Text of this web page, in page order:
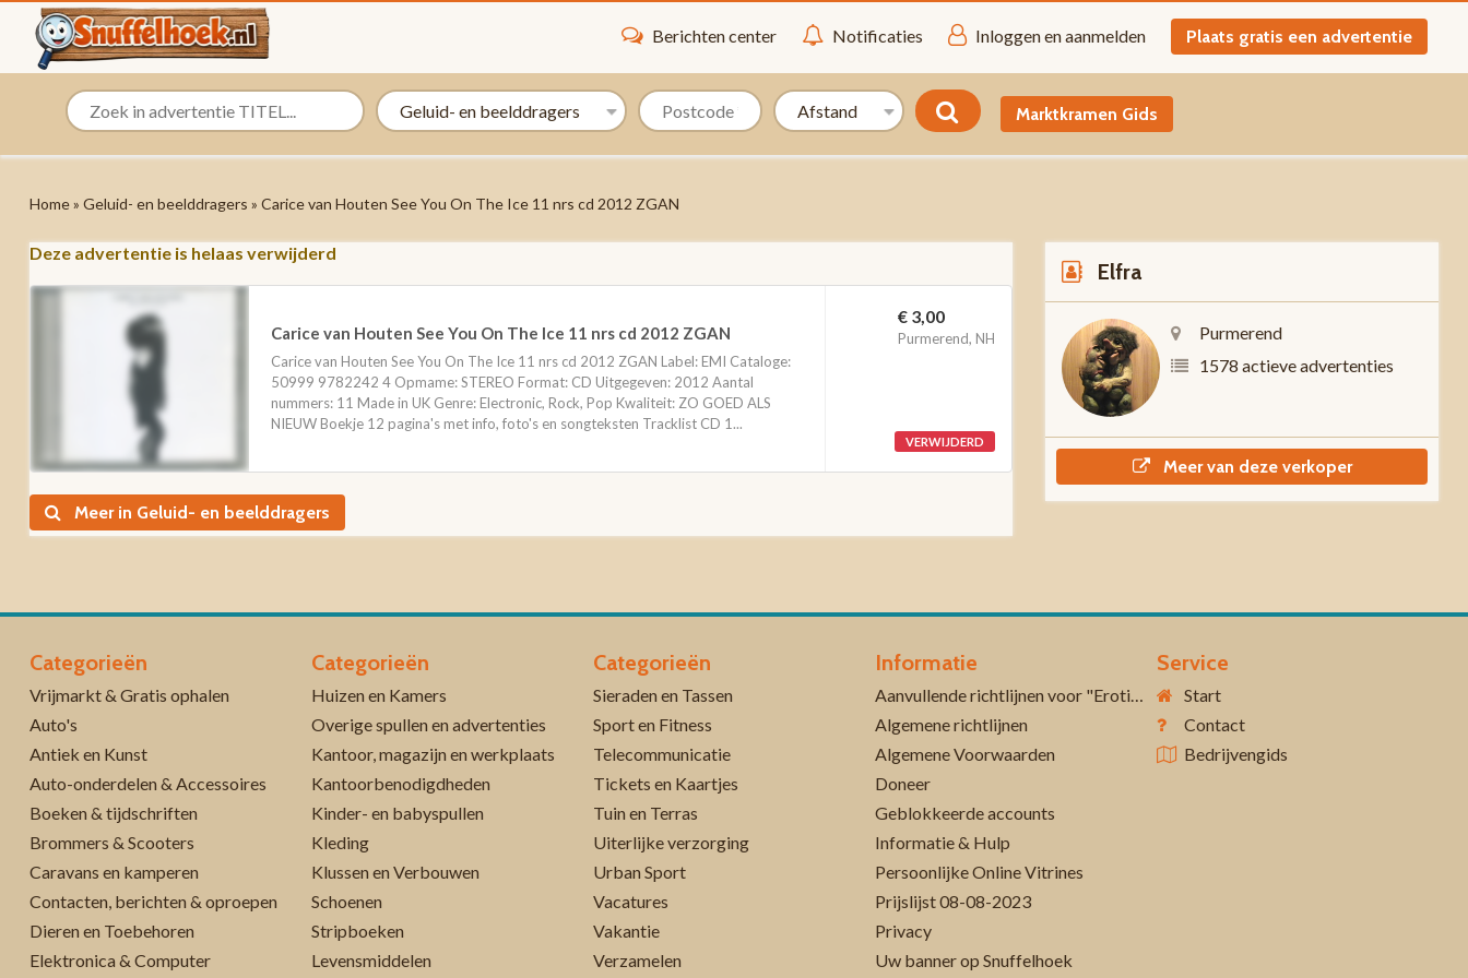
Berichten center Notificaties Inloggen en aanmelden Plaats gratis een advertentie
Marktkramen Gids
Home» Geluid- en beelddragers » Carice van Houten See You On The Ice 11 nrs cd 2012 ZGAN
Deze advertentie is helaas verwijderd
Carice van Houten See You On The Ice 11 nrs cd 2012 ZGAN
Carice van Houten See You On The Ice 11 nrs cd 2012 ZGAN Label: EMI Cataloge:
50999 9782242 4 Opmame: STEREO Format: CD Uitgegeven: 2012 Aantal
nummers: 11 Made in UK Genre: Electronic, Rock, Pop Kwaliteit: ZO GOED ALS
NIEUW Boekje 12 pagina's met info, foto's en songteksten Tracklist CD 1...
€ 3,00
Purmerend, NH
VERWIJDERD
Meer in Geluid- en beelddragers
Elfra
Purmerend
1578 actieve advertenties
Meer van deze verkoper
Categorieën
Vrijmarkt & Gratis ophalen
Auto's
Antiek en Kunst
Auto-onderdelen & Accessoires
Boeken & tijdschriften
Brommers & Scooters
Caravans en kamperen
Contacten, berichten & oproepen
Dieren en Toebehoren
Elektronica & Computer
Categorieën
Huizen en Kamers
Overige spullen en advertenties
Kantoor, magazijn en werkplaats
Kantoorbenodigdheden
Kinder- en babyspullen
Kleding
Klussen en Verbouwen
Schoenen
Stripboeken
Levensmiddelen
Categorieën
Sieraden en Tassen
Sport en Fitness
Telecommunicatie
Tickets en Kaartjes
Tuin en Terras
Uiterlijke verzorging
Urban Sport
Vacatures
Vakantie
Verzamelen
Informatie
Aanvullende richtlijnen voor "Erotiek 18+"
Algemene richtlijnen
Algemene Voorwaarden
Doneer
Geblokkeerde accounts
Informatie & Hulp
Persoonlijke Online Vitrines
Prijslijst 08-08-2023
Privacy
Uw banner op Snuffelhoek
Service
Start
Contact
Bedrijvengids